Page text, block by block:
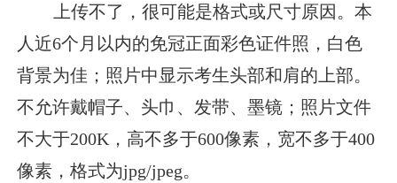
上传不了，很可能是格式或尺寸原因。本
人近6个月以内的免冠正面彩色证件照，白色
背景为佳；照片中显示考生头部和肩的上部。
不允许戴帽子、头巾、发带、墨镜；照片文件
不大于200K，高不多于600像素，宽不多于400
像素，格式为jpg/jpeg。